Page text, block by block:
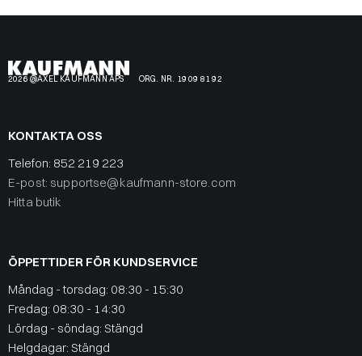
2026 @AXEL KAUFMANN APS ORG. NR. 19 09 81 92
KONTAKTA OSS
Telefon: 852 219 223
E-post: supportse@kaufmann-store.com
Hitta butik
ÖPPETTIDER FÖR KUNDSERVICE
Måndag - torsdag: 08:30 - 15:30
Fredag: 08:30 - 14:30
Lördag - söndag: Stängd
Helgdagar: Stängd